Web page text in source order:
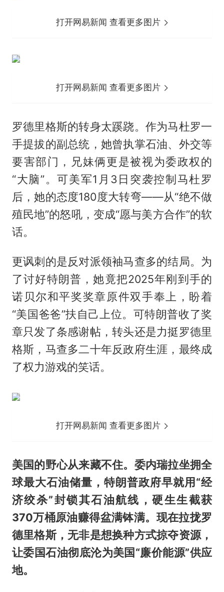
打开网易新闻 查看更多图片
打开网易新闻 查看更多图片
罗德里格斯的转身太蹊跷。作为马杜罗一
手提拔的副总统，她曾执掌石油、外交等
要害部门，兄妹俩更是被视为委政权的
“大脑”。可美军1月3日突袭控制马杜罗
后，她的态度180度大转弯——从“绝不做
殖民地”的怒吼，变成“愿与美方合作”的软
话。
更讽刺的是反对派领袖马查多的结局。为
了讨好特朗普，她竟把2025年刚到手的
诺贝尔和平奖奖章原件双手奉上，盼着
“美国爸爸”扶自己上位。可特朗普收了奖
章只发了条感谢帖，转头还是力挺罗德里
格斯，马查多二十年反政府生涯，最终成
了权力游戏的笑话。
打开网易新闻 查看更多图片
美国的野心从来藏不住。委内瑞拉坐拥全
球最大石油储量，特朗普政府早就用“经
济绞杀”封锁其石油航线，硬生生截获
370万桶原油赚得盆满钵满。现在拉拢罗
德里格斯，无非是想换种方式掠夺资源，
让委国石油彻底沦为美国“廉价能源”供应
地。